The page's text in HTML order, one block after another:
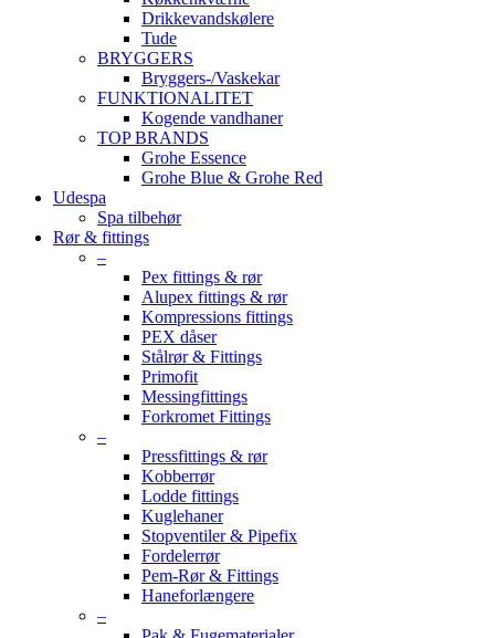
Drikkevandskølere
Tude
BRYGGERS
Bryggers-/Vaskekar
FUNKTIONALITET
Kogende vandhaner
TOP BRANDS
Grohe Essence
Grohe Blue & Grohe Red
Udespa
Spa tilbehør
Rør & fittings
–
Pex fittings & rør
Alupex fittings & rør
Kompressions fittings
PEX dåser
Stålrør & Fittings
Primofit
Messingfittings
Forkromet Fittings
–
Pressfittings & rør
Kobberrør
Lodde fittings
Kuglehaner
Stopventiler & Pipefix
Fordelerrør
Pem-Rør & Fittings
Haneforlængere
–